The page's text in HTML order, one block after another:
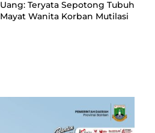
Uang: Teryata Sepotong Tubuh
Mayat Wanita Korban Mutilasi